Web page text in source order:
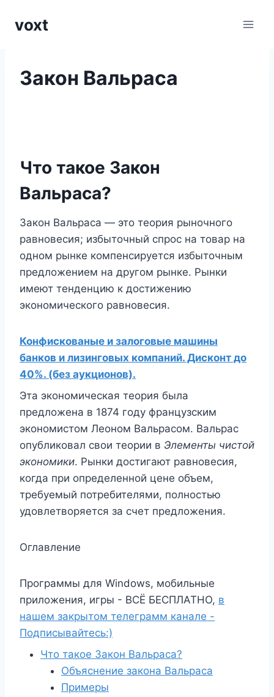
voxt
Закон Вальраса
Что такое Закон
Вальраса?
Закон Вальраса — это теория рыночного
равновесия; избыточный спрос на товар на
одном рынке компенсируется избыточным
предложением на другом рынке. Рынки
имеют тенденцию к достижению
экономического равновесия.
Конфискованые и залоговые машины
банков и лизинговых компаний. Дисконт до
40%. (без аукционов).
Эта экономическая теория была
предложена в 1874 году французским
экономистом Леоном Вальрасом. Вальрас
опубликовал свои теории в Элементы чистой
экономики. Рынки достигают равновесия,
когда при определенной цене объем,
требуемый потребителями, полностью
удовлетворяется за счет предложения.
Оглавление
Программы для Windows, мобильные
приложения, игры - ВСЁ БЕСПЛАТНО, в
нашем закрытом телеграмм канале -
Подписывайтесь:)
Что такое Закон Вальраса?
Объяснение закона Вальраса
Примеры